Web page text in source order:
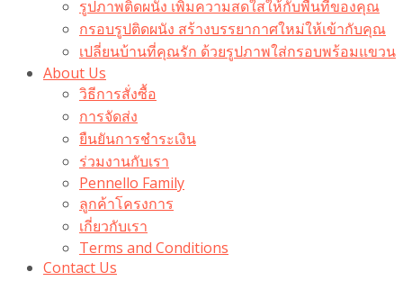
รูปภาพติดผนัง เพิ่มความสดใสให้กับพื้นที่ของคุณ
กรอบรูปติดผนัง สร้างบรรยากาศใหม่ให้เข้ากับคุณ
เปลี่ยนบ้านที่คุณรัก ด้วยรูปภาพใส่กรอบพร้อมแขวน​
About Us
วิธีการสั่งซื้อ
การจัดส่ง
ยืนยันการชำระเงิน
ร่วมงานกับเรา
Pennello Family
ลูกค้าโครงการ
เกี่ยวกับเรา
Terms and Conditions
Contact Us